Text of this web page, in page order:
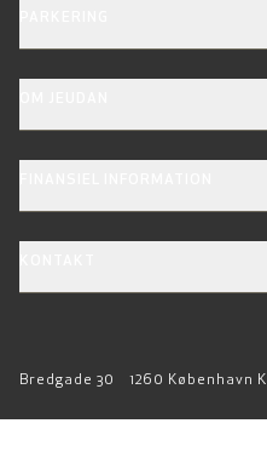
Bredgade 30 1260 København K